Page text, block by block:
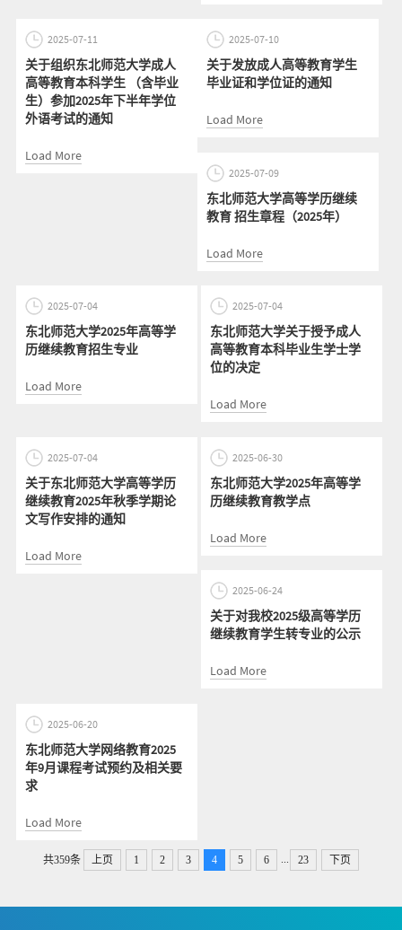
2025-07-11
关于组织东北师范大学成人
高等教育本科学生 （含毕业
生）参加2025年下半年学位
外语考试的通知
Load More
2025-07-10
关于发放成人高等教育学生
毕业证和学位证的通知
Load More
2025-07-09
东北师范大学高等学历继续
教育 招生章程（2025年）
Load More
2025-07-04
东北师范大学2025年高等学
历继续教育招生专业
Load More
2025-07-04
东北师范大学关于授予成人
高等教育本科毕业生学士学
位的决定
Load More
2025-07-04
关于东北师范大学高等学历
继续教育2025年秋季学期论
文写作安排的通知
Load More
2025-06-30
东北师范大学2025年高等学
历继续教育教学点
Load More
2025-06-24
关于对我校2025级高等学历
继续教育学生转专业的公示
Load More
2025-06-20
东北师范大学网络教育2025
年9月课程考试预约及相关要
求
Load More
共359条 上页 1 2 3 4 5 6 23 下页